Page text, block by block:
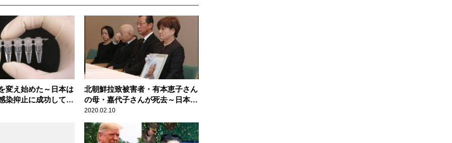
変え始めた～日本は
染抑止に成功してい
北朝鮮拉致被害者・有本恵子さん
の母・嘉代子さんが死去～日本に
交渉のチャンスが再び訪れるとき
2020.02.10